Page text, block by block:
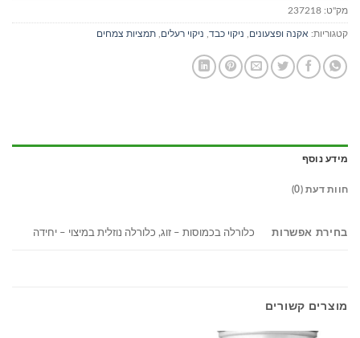
מק"ט: 237218
קטגוריות: אקנה ופצעונים ניקוי כבד ניקוי רעלים תמציות צמחים
מידע נוסף
חוות דעת (0)
בחירת אפשרות כלורלה בכמוסות – זוג, כלורלה נוזלית במיצוי – יחידה
מוצרים קשורים